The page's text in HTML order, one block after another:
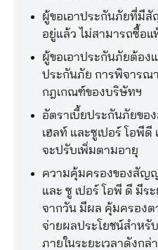
ผู้ขอเอาประกันภัยที่มีสั
อยู่แล้ว ไม่สามารถซื้อแ
ผู้ขอเอาประกันภัยต้อง
ประกันภัย การพิจารณ
กฎเกณฑ์ของบริษัทฯ
อัตราเบี้ยประกันภัยขอ
เฮลท์ และซูเปอร์ โอพี
จะปรับเพิ่มตามอายุ
ความคุ้มครองของสัญญ
และ ซู เปอร์ โอพี ดี มีร
จากวัน มีผล คุ้มครองต
จ่ายผลประโยชน์สำหรั
ภายในระยะเวลาดังกล่